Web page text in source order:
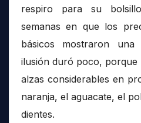
respiro para su
semanas en que los
básicos mostraron
ilusión duró poco, porque
alzas considerables en
naranja, el aguacate, el
dientes.